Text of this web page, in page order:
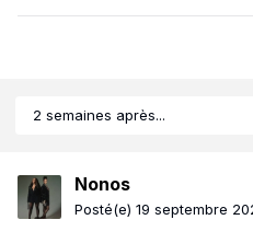
2 semaines après...
Nonos
Posté(e) 19 septembre